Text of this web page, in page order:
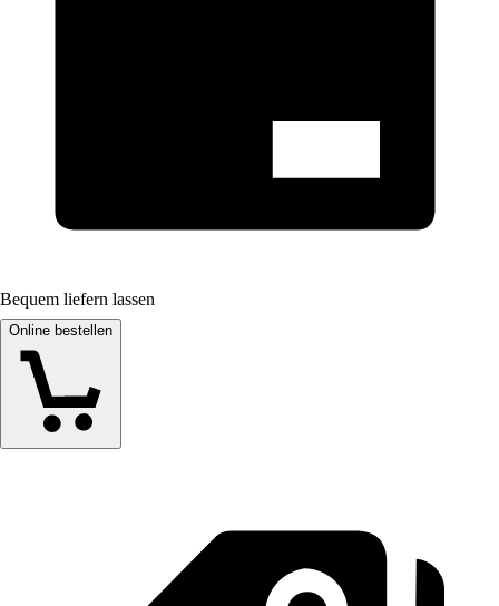
Bequem liefern lassen
Online bestellen